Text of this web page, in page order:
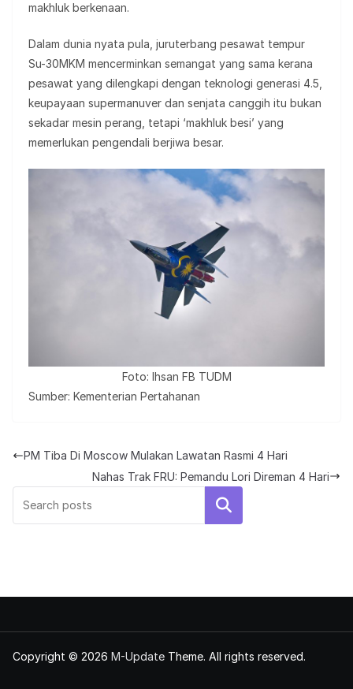
makhluk berkenaan.
Dalam dunia nyata pula, juruterbang pesawat tempur
Su-30MKM mencerminkan semangat yang sama kerana
pesawat yang dilengkapi dengan teknologi generasi 4.5,
keupayaan supermanuver dan senjata canggih itu bukan
sekadar mesin perang, tetapi ‘makhluk besi’ yang
memerlukan pengendali berjiwa besar.
Foto: Ihsan FB TUDM
Sumber: Kementerian Pertahanan
PM Tiba Di Moscow Mulakan Lawatan Rasmi 4 Hari
Nahas Trak FRU: Pemandu Lori Direman 4 Hari
Search
Copyright © 2026 M-Update Theme. All rights reserved.